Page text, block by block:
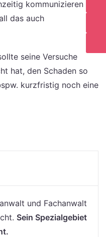
kommunizieren
das auch
seine Versuche
hat, den Schaden so
kurzfristig noch eine
und Fachanwalt
Sein Spezialgebiet